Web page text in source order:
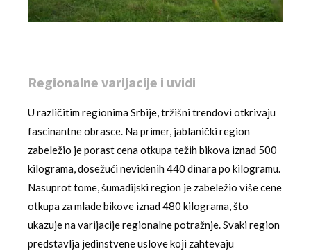
Regionalne varijacije i uvidi
U različitim regionima Srbije, tržišni trendovi otkrivaju
fascinantne obrasce. Na primer, jablanički region
zabeležio je porast cena otkupa težih bikova iznad 500
kilograma, dosežući neviđenih 440 dinara po kilogramu.
Nasuprot tome, šumadijski region je zabeležio više cene
otkupa za mlade bikove iznad 480 kilograma, što
ukazuje na varijacije regionalne potražnje. Svaki region
predstavlja jedinstvene uslove koji zahtevaju